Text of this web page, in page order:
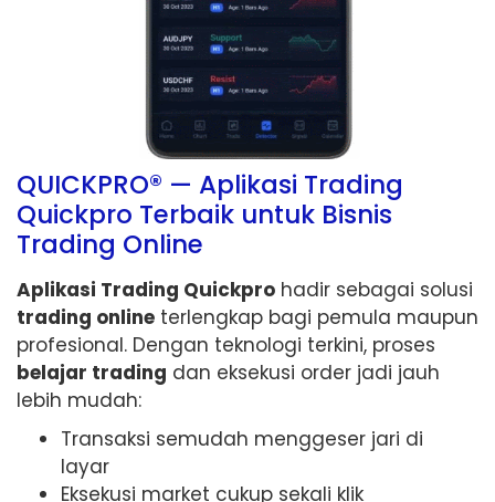
QUICKPRO® — Aplikasi Trading
Quickpro Terbaik untuk Bisnis
Trading Online
Aplikasi Trading Quickpro hadir sebagai solusi
trading online terlengkap bagi pemula maupun
profesional. Dengan teknologi terkini, proses
belajar trading dan eksekusi order jadi jauh
lebih mudah:
Transaksi semudah menggeser jari di
layar
Eksekusi market cukup sekali klik